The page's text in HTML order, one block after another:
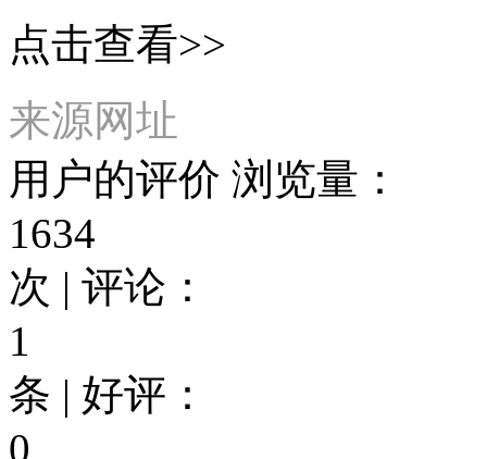
点击查看>>
来源网址
用户的评价 浏览量：
1634
次 | 评论：
1
条 | 好评：
0